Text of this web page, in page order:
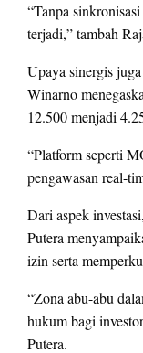
“Tanpa
terjadi,” tambah
Upaya sinergis
Winarno
12.500 menjadi
“Platform seperti
pengawasan real-
Dari aspek
Putera
izin serta
“Zona abu-abu
hukum bagi
Putera.